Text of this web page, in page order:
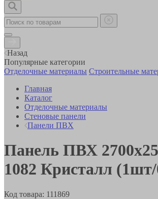
Назад
Популярные категории
Отделочные материалы Строительные
Главная
Каталог
Отделочные материалы
Стеновые панели
Панели ПВХ
Панель ПВХ
1082 Кристалл
Код товара: 111869